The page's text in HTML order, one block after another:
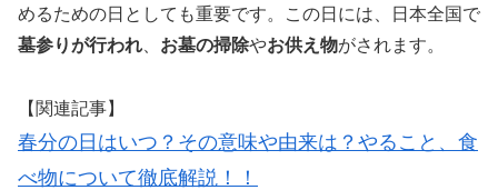
めるための日としても重要です。この日には、日本全国で
墓参りが行われ
お墓の掃除やお供え物がされます。
【関連記事】
春分の日はいつ？その意味や由来は？やること、食
べ物について徹底解説！！